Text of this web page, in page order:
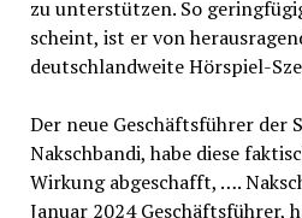
zu unterstützen. So
scheint, ist er von
deutschlandweite Hörspiel-
Der neue Geschäftsführer der
Nakschbandi, habe diese
Wirkung abgeschafft, ….
Januar 2024 Geschäftsführer,